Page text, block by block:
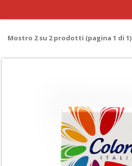
Mostro 2su 2prodotti (pagina 1 di 1)